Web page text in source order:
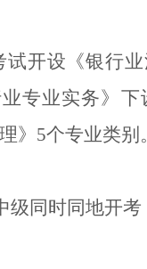
开设《银行
专业实务》
》5个专业类别
级同时同地开考